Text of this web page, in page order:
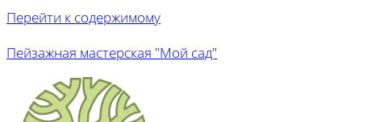
Перейти к содержимому
Пейзажная мастерская "Мой сад"